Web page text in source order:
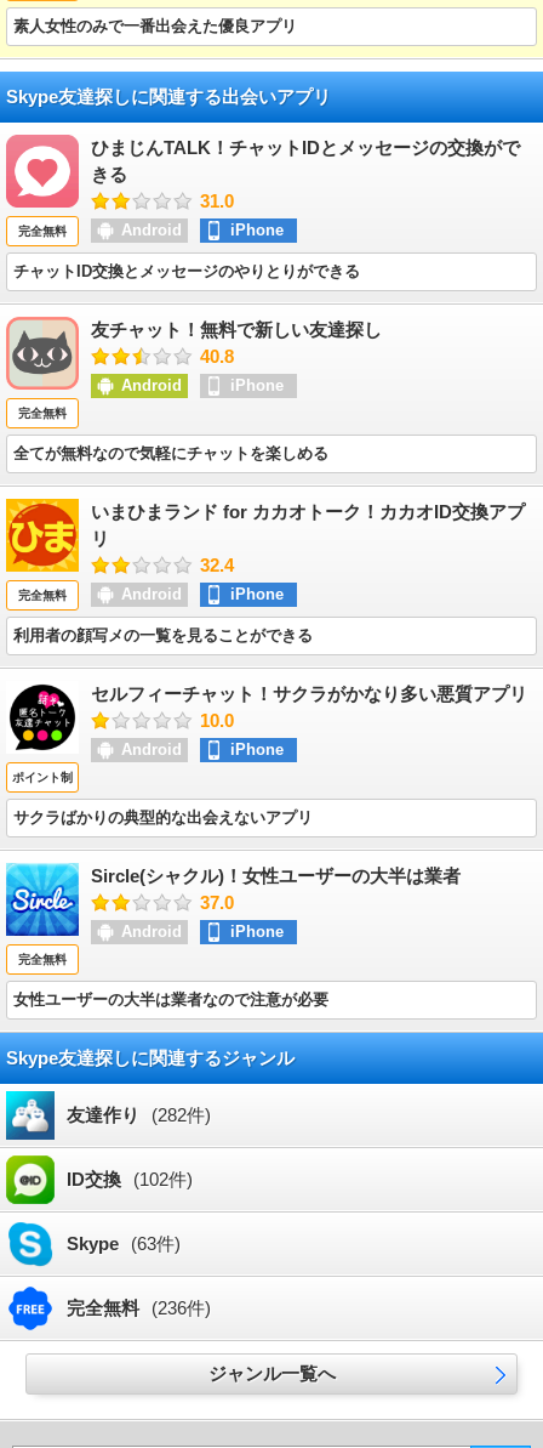
素人女性のみで一番出会えた優良アプリ
Skype友達探しに関連する出会いアプリ
完全無料
ひまじんTALK！チャットIDとメッセージの交換がで
きる
31.0
Android iPhone
チャットID交換とメッセージのやりとりができる
完全無料
友チャット！無料で新しい友達探し
40.8
Android iPhone
全てが無料なので気軽にチャットを楽しめる
完全無料
いまひまランド for カカオトーク！カカオID交換アプ
リ
32.4
Android iPhone
利用者の顔写メの一覧を見ることができる
ポイント制
セルフィーチャット！サクラがかなり多い悪質アプリ
10.0
Android iPhone
サクラばかりの典型的な出会えないアプリ
完全無料
Sircle(シャクル)！女性ユーザーの大半は業者
37.0
Android iPhone
女性ユーザーの大半は業者なので注意が必要
Skype友達探しに関連するジャンル
友達作り (282件)
ID交換 (102件)
Skype (63件)
完全無料 (236件)
ジャンル一覧へ